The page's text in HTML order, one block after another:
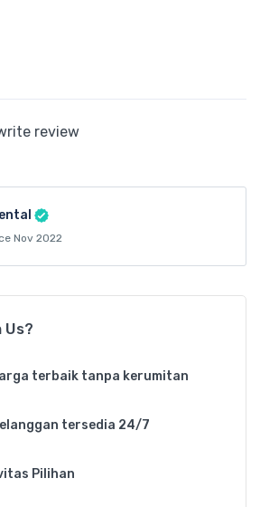
review
Nov 2022
Us?
terbaik tanpa kerumitan
tersedia 24/7
Pilihan